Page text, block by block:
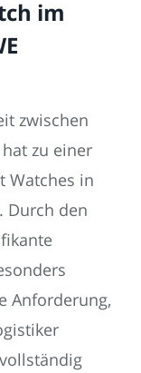
im
zwischen
zu einer
Watches in
Durch den
Anforderung,